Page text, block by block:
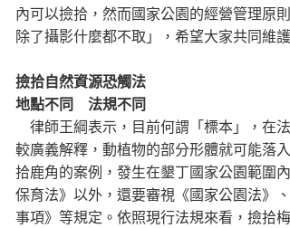
內可以撿拾，然而國家公園的經營管理原
除了攝影什麼都不取」，希望大家共同維
撿拾自然資源恐觸法
地點不同 法規不同
律師王綱表示，目前何謂「標本」，在
較廣義解釋，動植物的部分形體就可能落
拾鹿角的案例，發生在墾丁國家公園範圍
保育法》以外，還要審視《國家公園法》
事項》等規定。依照現行法規來看，撿拾